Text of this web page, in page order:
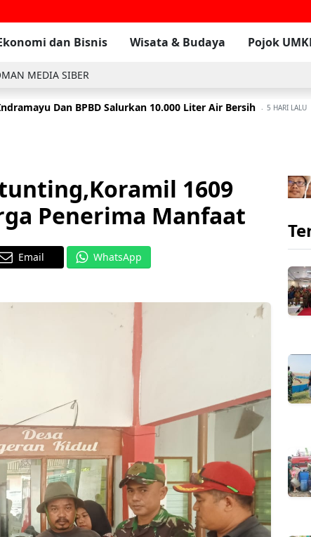
dan Bisnis Wisata & Budaya Pojok
MEDIA SIBER
Dan BPBD Salurkan 10.000 Liter Air Bersih 5 HARI LALU
1609
Penerima Manfaat
Email WhatsApp